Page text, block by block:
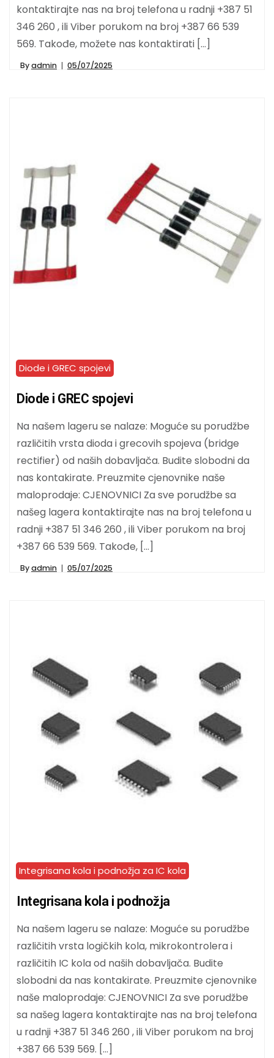
kontaktirajte nas na broj telefona u radnji +387 51
346 260 , ili Viber porukom na broj +387 66 539
569. Takođe, možete nas kontaktirati […]
Byadmin 05/07/2025
Diode i GREC spojevi
Diode i GREC spojevi
Na našem lageru se nalaze: Moguće su porudžbe
različitih vrsta dioda i grecovih spojeva (bridge
rectifier) od naših dobavljača. Budite slobodni da
nas kontakirate. Preuzmite cjenovnike naše
maloprodaje: CJENOVNICI Za sve porudžbe sa
našeg lagera kontaktirajte nas na broj telefona u
radnji +387 51 346 260 , ili Viber porukom na broj
+387 66 539 569. Takođe, […]
Byadmin 05/07/2025
Integrisana kola i podnožja za IC kola
Integrisana kola i podnožja
Na našem lageru se nalaze: Moguće su porudžbe
različitih vrsta logičkih kola, mikrokontrolera i
različitih IC kola od naših dobavljača. Budite
slobodni da nas kontakirate. Preuzmite cjenovnike
naše maloprodaje: CJENOVNICI Za sve porudžbe
sa našeg lagera kontaktirajte nas na broj telefona
u radnji +387 51 346 260 , ili Viber porukom na broj
+387 66 539 569. […]